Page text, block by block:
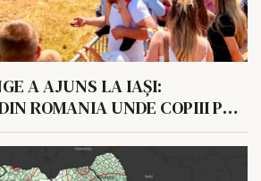
A AJUNS LA IAȘI:
ROMANIA UNDE COPIII POT